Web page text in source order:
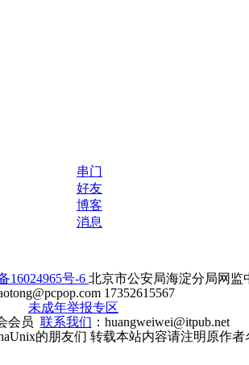
串门
好友
博客
消息
16024965号-6 北京市公安局海淀分局网监
17352615567
未成年举报专区
会员 联系我们 ：huangweiwei@itpub.net
的朋友们 转载本站内容请注明原作者